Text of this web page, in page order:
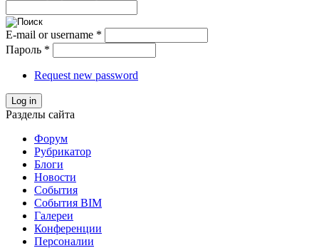
E-mail or username *
Пароль *
Request new password
Log in
Разделы сайта
Форум
Рубрикатор
Блоги
Новости
События
События BIM
Галереи
Конференции
Персоналии